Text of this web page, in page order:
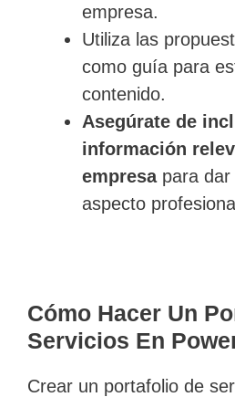
empresa.
Utiliza las
como guía para
contenido.
Asegúrate de
información
empresapara dar
aspecto
Cómo Hacer Un
Servicios En
Crear un portafolio de